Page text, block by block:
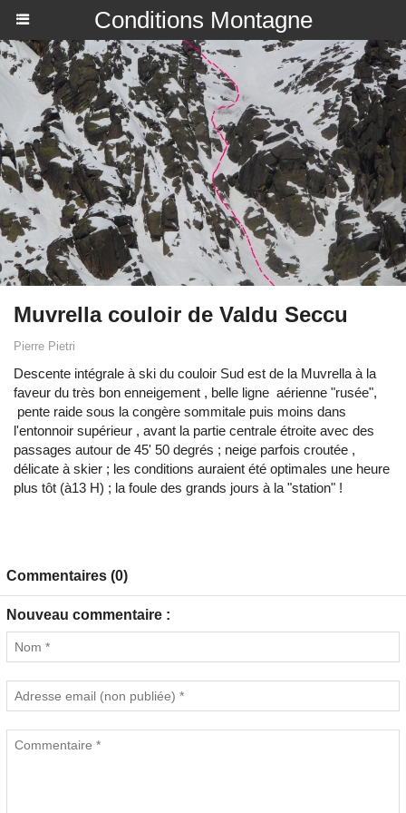
Conditions Montagne
Muvrella couloir de Valdu Seccu
Pierre Pietri
Descente intégrale à ski du couloir Sud est de la Muvrella à la
faveur du très bon enneigement , belle ligne aérienne "rusée",
pente raide sous la congère sommitale puis moins dans
l'entonnoir supérieur , avant la partie centrale étroite avec des
passages autour de 45' 50 degrés ; neige parfois croutée ,
délicate à skier ; les conditions auraient été optimales une heure
plus tôt (à13 H) ; la foule des grands jours à la "station" !
Commentaires (0)
Nouveau commentaire :